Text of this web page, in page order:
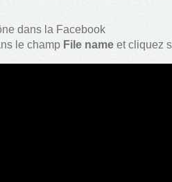
dans la Facebook
le champ File name et cliquez